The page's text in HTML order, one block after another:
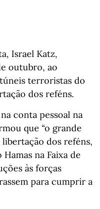
Israel Katz,
outubro, ao
terroristas do
dos reféns.
conta pessoal na
que “o grande
dos reféns,
na Faixa de
às forças
para cumprir a